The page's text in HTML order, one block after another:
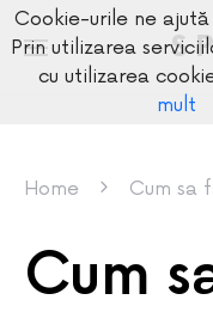
Home Cum sa
Cum
Cookie-urile ne
Prin utilizarea
cu utilizarea
mult